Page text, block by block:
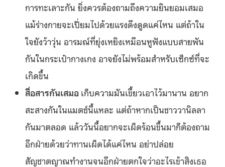
การทะเลาะกัน ยิ่งควรต้องถามถึงความยินยอมเสมอ
แม้ร่างกายจะเปี่ยมไปด้วยแรงดึงดูดแค่ไหน แต่ถ้าใน
ใจยังว้าวุ่น อารมณ์ที่ยุ่งเหยิงเหมือนหูฟังแบบสายพัน
กันในกระเป๋ากางเกง อาจยังไม่พร้อมสำหรับเซ็กซ์ที่จะ
เกิดขึ้น
สื่อสารกันเสมอ เก็บความมันเขี้ยวเอาไว้มานาน อยาก
สะสางกันในแมตช์นี้แหละ แต่ถ้าหากเป็นชาววานิลลา
กันมาตลอด แล้ววันนี้อยากจะเผ็ดร้อนขึ้นมาก็ต้องถาม
อีกฝ่ายด้วยว่าทานเผ็ดได้แค่ไหน อย่าปล่อย
สัญชาตญาณทำงานจนอีกฝ่ายตกใจว่าอะไรเข้าสิงเธอ